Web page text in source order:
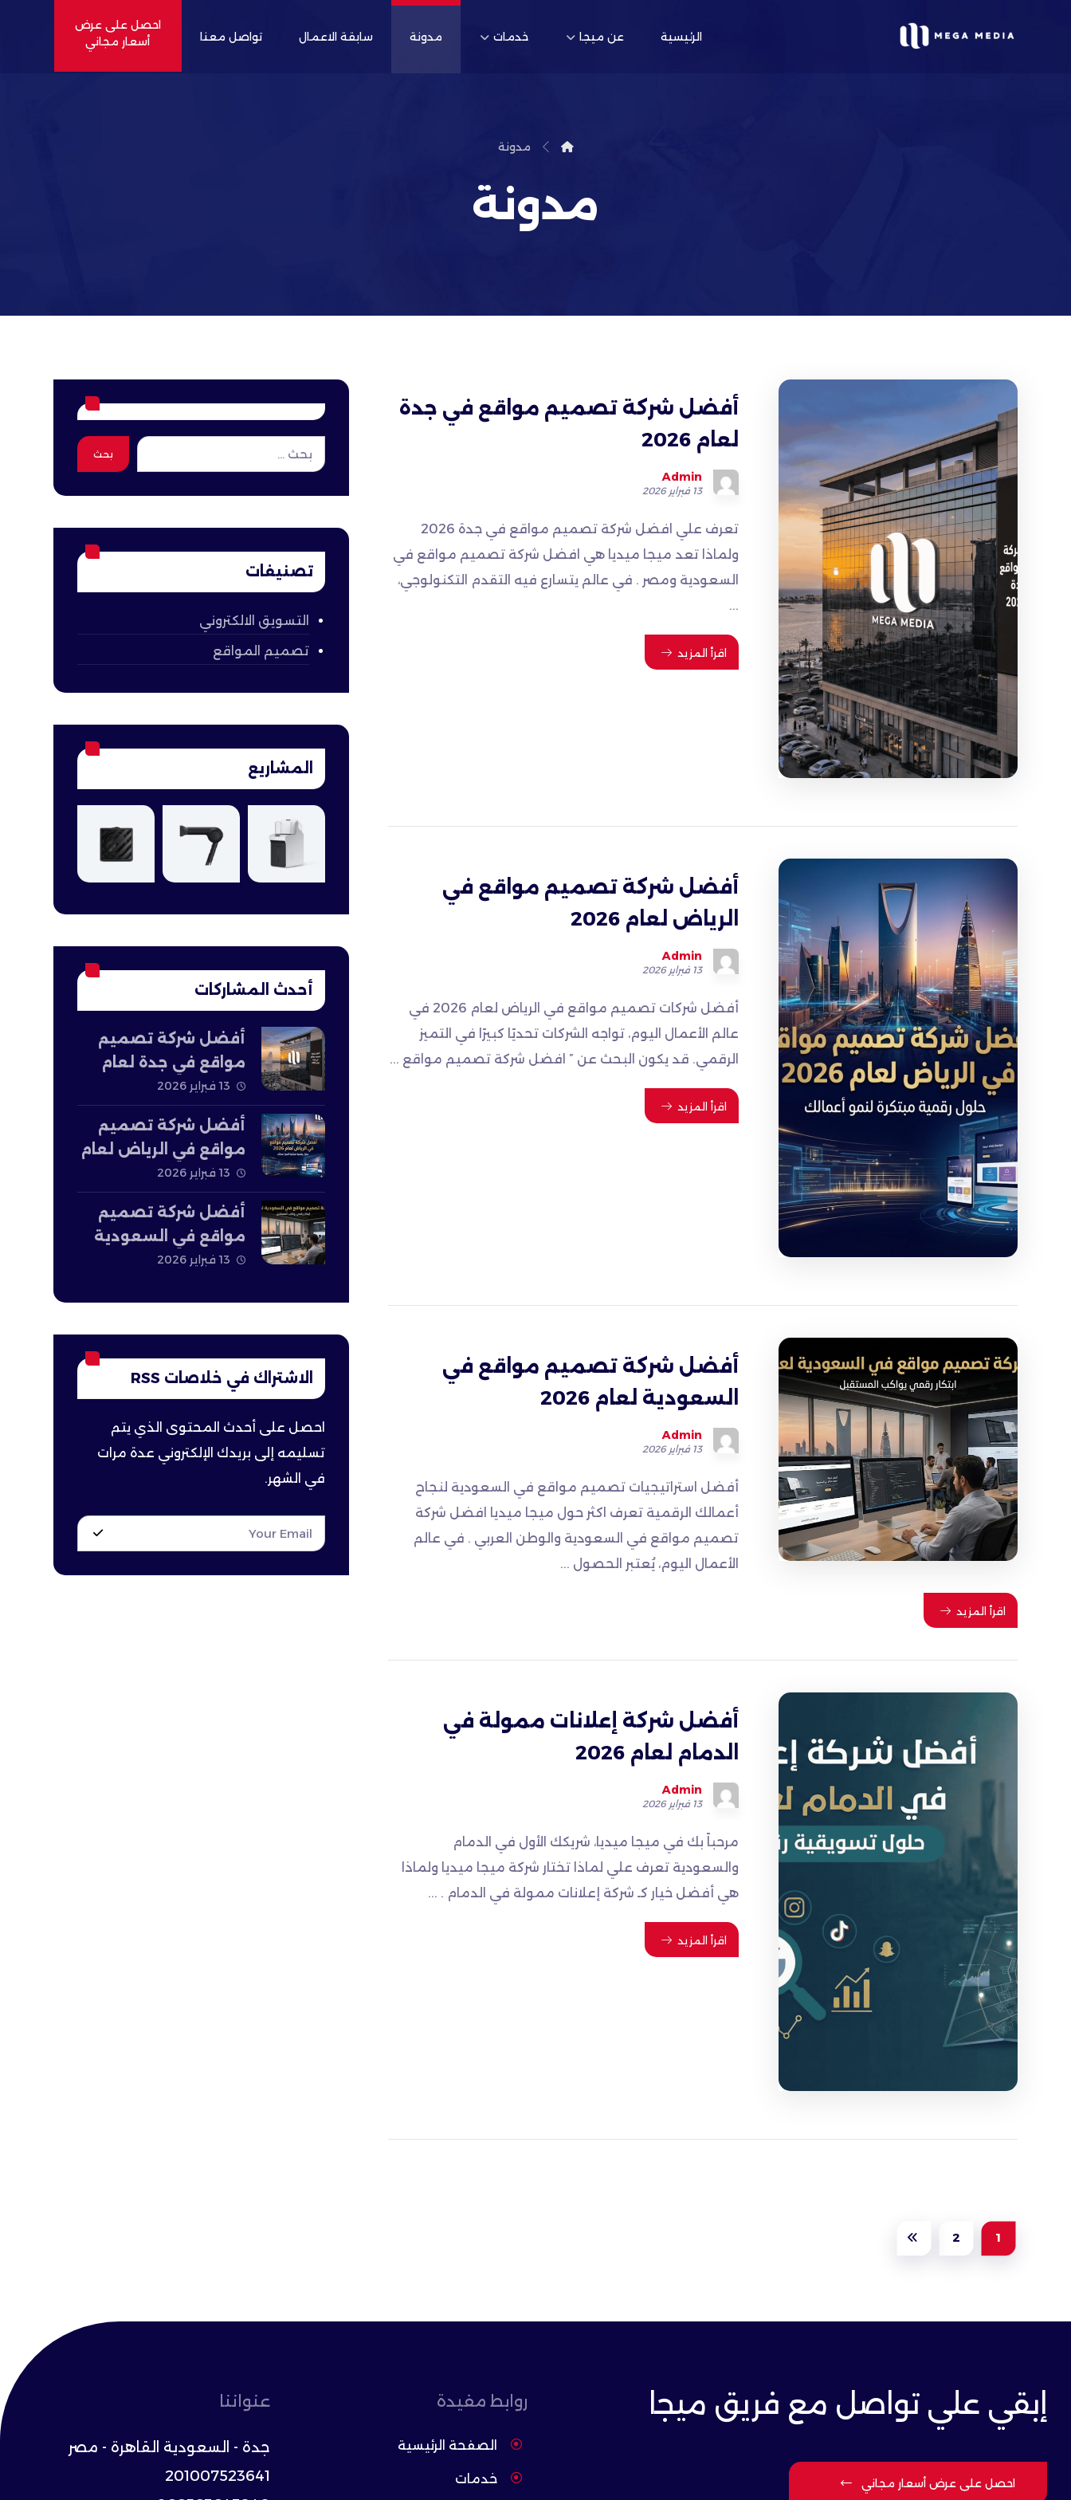
احصل على عرض
أسعار مجاني
الرئيسية عن ميجا خدمات مدونة سابقة الاعمال تواصل معنا
مدونة
مدونة
أفضل شركة تصميم مواقع في جدة
لعام 2026
Admin
13 فبراير 2026
تعرف علي افضل شركة تصميم مواقع في جدة 2026
ولماذا تعد ميجا ميديا هي افضل شركة تصميم مواقع في
السعودية ومصر . في عالم يتسارع فيه التقدم التكنولوجي،
...
اقرأ المزيد
أفضل شركة تصميم مواقع في
الرياض لعام 2026
Admin
13 فبراير 2026
أفضل شركات تصميم مواقع في الرياض لعام 2026 في
عالم الأعمال اليوم، تواجه الشركات تحديًا كبيرًا في التميز
الرقمي. قد يكون البحث عن ” افضل شركة تصميم مواقع ...
اقرأ المزيد
أفضل شركة تصميم مواقع في
السعودية لعام 2026
Admin
13 فبراير 2026
أفضل استراتيجيات تصميم مواقع في السعودية لنجاح
أعمالك الرقمية تعرف اكثر حول ميجا ميديا افضل شركة
تصميم مواقع في السعودية والوطن العربي . في عالم
الأعمال اليوم، يُعتبر الحصول ...
اقرأ المزيد
أفضل شركة إعلانات ممولة في
الدمام لعام 2026
Admin
13 فبراير 2026
مرحباً بك في ميجا ميديا، شريكك الأول في الدمام
والسعودية تعرف علي لماذا تختار شركة ميجا ميديا ولماذا
هي أفضل خيار كـ شركة إعلانات ممولة في الدمام . ...
اقرأ المزيد
1
2
بحث
تصنيفات
التسويق الالكتروني
تصميم المواقع
المشاريع
أحدث المشاركات
أفضل شركة تصميم
مواقع في جدة لعام
2026
13 فبراير 2026
أفضل شركة تصميم
مواقع في الرياض لعام
2026
13 فبراير 2026
أفضل شركة تصميم
مواقع في السعودية
لعام 2026
13 فبراير 2026
الاشتراك في خلاصات RSS
احصل على أحدث المحتوى الذي يتم
تسليمه إلى بريدك الإلكتروني عدة مرات
في الشهر.
إبقي علي تواصل مع فريق ميجا
احصل على عرض أسعار مجاني
روابط مفيدة
الصفحة الرئيسية
خدمات
عنواننا
جدة - السعودية القاهرة - مصر
201007523641